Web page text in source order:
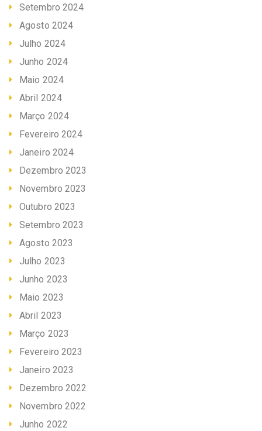
Setembro 2024
Agosto 2024
Julho 2024
Junho 2024
Maio 2024
Abril 2024
Março 2024
Fevereiro 2024
Janeiro 2024
Dezembro 2023
Novembro 2023
Outubro 2023
Setembro 2023
Agosto 2023
Julho 2023
Junho 2023
Maio 2023
Abril 2023
Março 2023
Fevereiro 2023
Janeiro 2023
Dezembro 2022
Novembro 2022
Junho 2022